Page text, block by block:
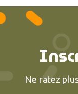
Ne ratez